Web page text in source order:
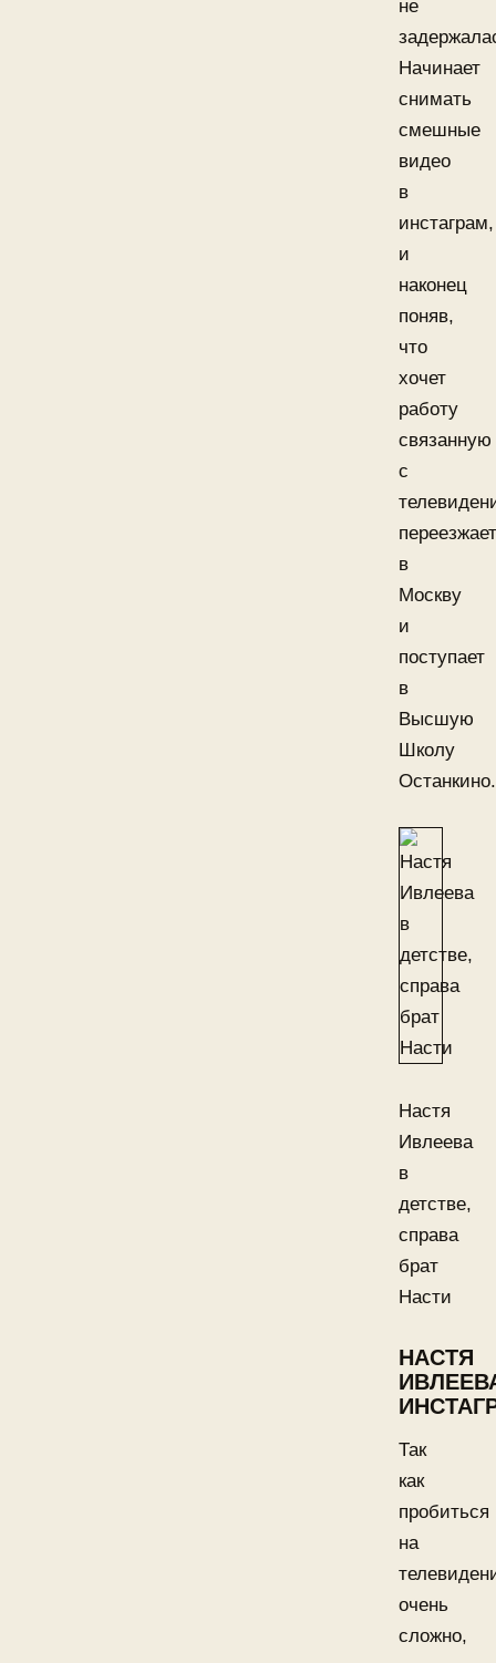
не
Начинает
снимать
смешные
видео
в
инстаграм,
и
наконец
поняв,
что
хочет
работу
связанную
с
переезжает
в
Москву
и
поступает
в
Высшую
Школу
Останкино.
Настя
Ивлеева
в
детстве,
справа
брат
Насти
НАСТЯ
Так
как
пробиться
на
очень
сложно,